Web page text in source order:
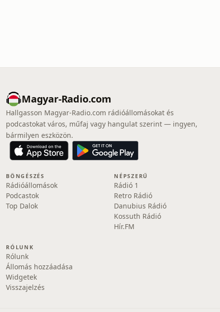
Magyar-Radio.com
Hallgasson Magyar-Radio.com rádióállomásokat és
podcastokat város, műfaj vagy hangulat szerint — ingyen,
bármilyen eszközön.
BÖNGÉSZÉS
Rádióállomások
Podcastok
Top Dalok
NÉPSZERŰ
Rádió 1
Retro Rádió
Danubius Rádió
Kossuth Rádió
Hír.FM
RÓLUNK
Rólunk
Állomás hozzáadása
Widgetek
Visszajelzés